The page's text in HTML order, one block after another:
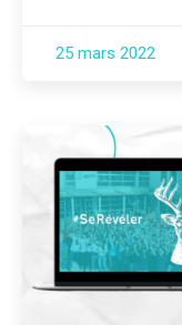
25 mars 2022